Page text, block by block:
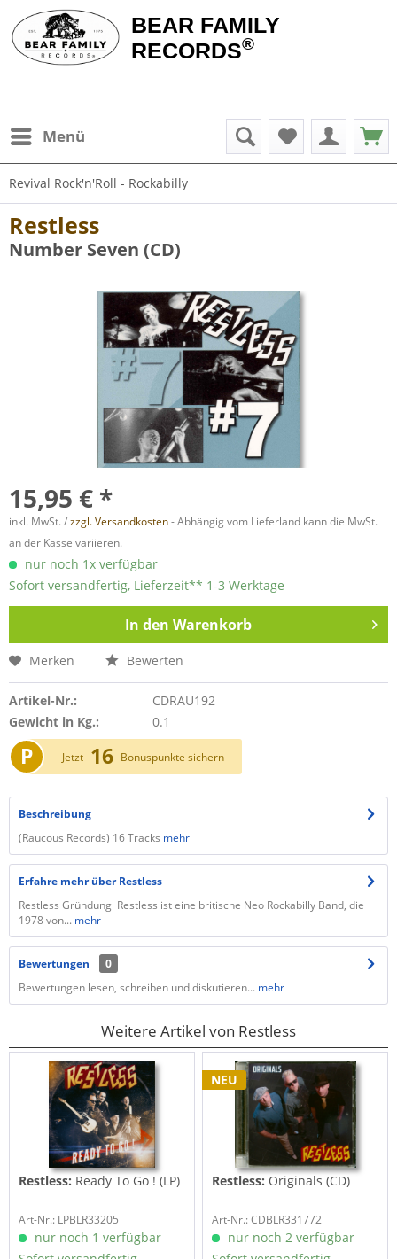
BEAR FAMILY
RECORDS®
Menü
Revival Rock'n'Roll - Rockabilly
Restless
Number Seven (CD)
15,95 € *
inkl. MwSt. /zzgl. Versandkosten- Abhängig vom Lieferland kann die MwSt.
an der Kasse variieren.
nur noch 1x verfügbar
Sofort versandfertig, Lieferzeit** 1-3 Werktage
In den Warenkorb
Merken Bewerten
Artikel-Nr.:
CDRAU192
Gewicht in Kg.:
0.1
P Jetzt 16 Bonuspunkte sichern
Beschreibung
(Raucous Records) 16 Tracks mehr
Erfahre mehr über Restless
Restless Gründung Restless ist eine britische Neo Rockabilly Band, die
1978 von... mehr
Bewertungen
0
Bewertungen lesen, schreiben und diskutieren... mehr
Weitere Artikel von Restless
Restless: Ready To Go ! (LP)
Art-Nr.: LPBLR33205
nur noch 1 verfügbar
NEU
Restless: Originals (CD)
Art-Nr.: CDBLR331772
nur noch 2 verfügbar